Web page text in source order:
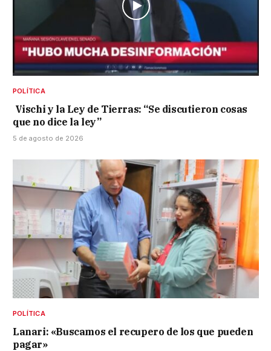
POLÍTICA
Vischi y la Ley de Tierras: “Se discutieron cosas
que no dice la ley”
5 de agosto de 2026
POLÍTICA
Lanari: «Buscamos el recupero de los que pueden
pagar»